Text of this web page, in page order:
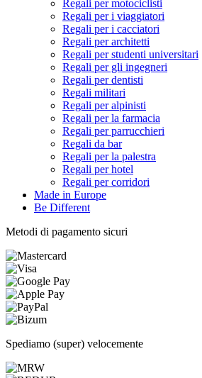
Regali per motociclisti
Regali per i viaggiatori
Regali per i cacciatori
Regali per architetti
Regali per studenti universitari
Regali per gli ingegneri
Regali per dentisti
Regali militari
Regali per alpinisti
Regali per la farmacia
Regali per parrucchieri
Regali da bar
Regali per la palestra
Regali per hotel
Regali per corridori
Made in Europe
Be Different
Metodi di pagamento sicuri
Spediamo (super) velocemente